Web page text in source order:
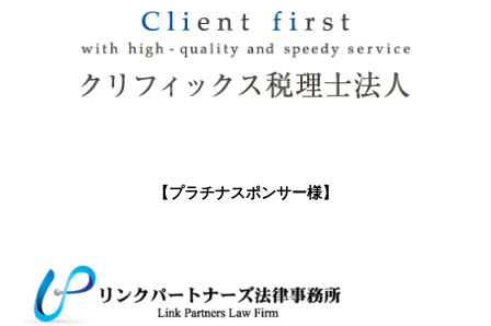
【プラチナスポンサー様】